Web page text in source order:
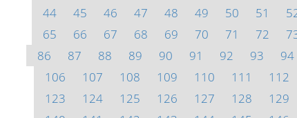
44
45 46 47 48 49 50 51
65
66 67 68 69 70 71 72
86
87 88 89 90 91 92 93 94
106
107 108 109 110 111 112
123
124 125 126 127 128 129